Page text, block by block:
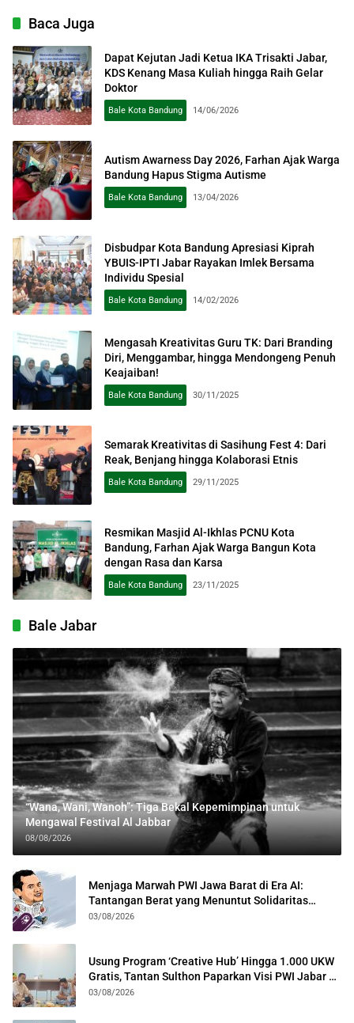
Baca Juga
Dapat Kejutan Jadi Ketua IKA Trisakti Jabar,
KDS Kenang Masa Kuliah hingga Raih Gelar
Doktor
Bale Kota Bandung 14/06/2026
Autism Awarness Day 2026, Farhan Ajak Warga
Bandung Hapus Stigma Autisme
Bale Kota Bandung 13/04/2026
Disbudpar Kota Bandung Apresiasi Kiprah
YBUIS-IPTI Jabar Rayakan Imlek Bersama
Individu Spesial
Bale Kota Bandung 14/02/2026
Mengasah Kreativitas Guru TK: Dari Branding
Diri, Menggambar, hingga Mendongeng Penuh
Keajaiban!
Bale Kota Bandung 30/11/2025
Semarak Kreativitas di Sasihung Fest 4: Dari
Reak, Benjang hingga Kolaborasi Etnis
Bale Kota Bandung 29/11/2025
Resmikan Masjid Al-Ikhlas PCNU Kota
Bandung, Farhan Ajak Warga Bangun Kota
dengan Rasa dan Karsa
Bale Kota Bandung 23/11/2025
Bale Jabar
“Wana, Wani, Wanoh”: Tiga Bekal Kepemimpinan untuk
Mengawal Festival Al Jabbar
08/08/2026
Menjaga Marwah PWI Jawa Barat di Era AI:
Tantangan Berat yang Menuntut Solidaritas
Lintas Generasi
03/08/2026
Usung Program ‘Creative Hub’ Hingga 1.000 UKW
Gratis, Tantan Sulthon Paparkan Visi PWI Jabar di
Kota Bogor
03/08/2026